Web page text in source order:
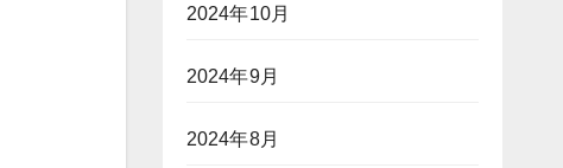
2024年10月
2024年9月
2024年8月